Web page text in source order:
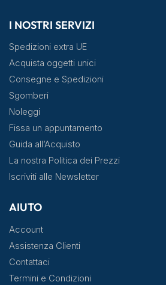
I NOSTRI SERVIZI
Spedizioni extra UE
Acquista oggetti unici
Consegne e Spedizioni
Sgomberi
Noleggi
Fissa un appuntamento
Guida all’Acquisto
La nostra Politica dei Prezzi
Iscriviti alle Newsletter
AIUTO
Account
Assistenza Clienti
Contattaci
Termini e Condizioni